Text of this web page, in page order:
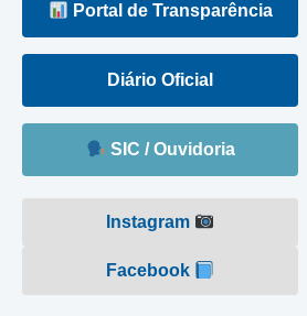
Portal de Transparência
Diário Oficial
SIC / Ouvidoria
Instagram
Facebook